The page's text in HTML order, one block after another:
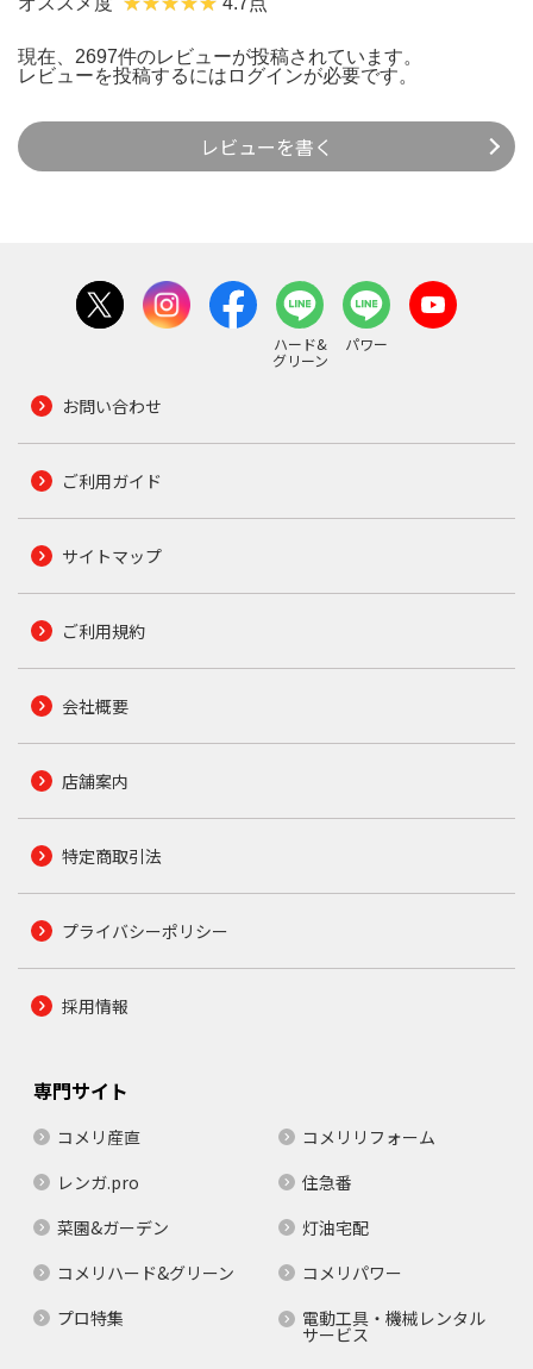
現在、2697件のレビューが投稿されています。
レビューを投稿するには ログインが必要です。
レビューを書く
ハード&
グリーン
パワー
お問い合わせ
ご利用ガイド
サイトマップ
ご利用規約
会社概要
店舗案内
特定商取引法
プライバシーポリシー
採用情報
専門サイト
コメリ産直
コメリリフォーム
レンガ.pro
住急番
菜園&ガーデン
灯油宅配
コメリハード&グリーン
コメリパワー
プロ特集
電動工具・機械レンタル
サービス